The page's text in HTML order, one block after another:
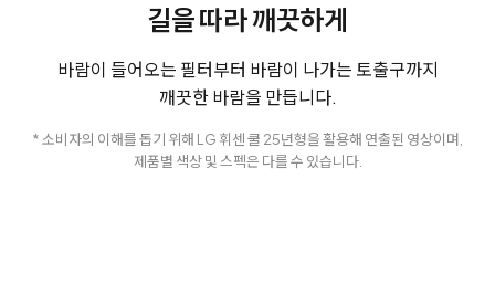
길을 따라 깨끗하게
바람이 들어오는 필터부터 바람이 나가는 토출구까지
깨끗한 바람을 만듭니다.
* 소비자의 이해를 돕기 위해 LG 휘센 쿨 25년형을 활용해 연출된 영상이며,
제품별 색상 및 스펙은 다를 수 있습니다.